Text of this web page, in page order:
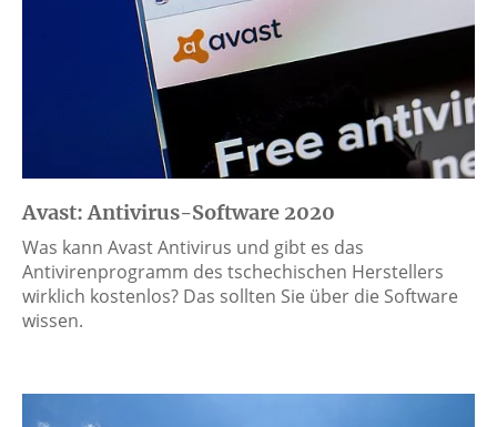
Avast: Antivirus-Software 2020
Was kann Avast Antivirus und gibt es das
Antivirenprogramm des tschechischen Herstellers
wirklich kostenlos? Das sollten Sie über die Software
wissen.